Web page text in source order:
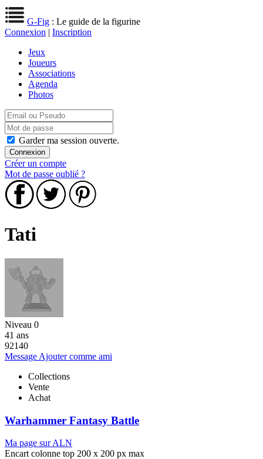
G-Fig : Le guide de la figurine
Connexion | Inscription
Jeux
Joueurs
Associations
Agenda
Photos
Garder ma session ouverte.
Créer un compte
Mot de passe oublié ?
Tati
Niveau 0
41 ans
92140
Message Ajouter comme ami
Collections
Vente
Achat
Warhammer Fantasy Battle
Ma page sur ALN
Encart colonne top 200 x 200 px max